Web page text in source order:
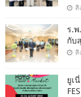
สิ
ร.
กับ
สิ
ยูเ